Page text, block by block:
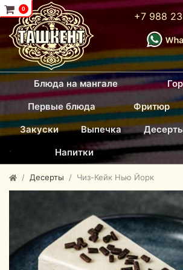
...
+7 988
Блюда на мангале
Первые блюда
Фритюр
Закуски
Выпечка
Напитки
Десерты Чиз-Кейк Нью Йорк
.
0